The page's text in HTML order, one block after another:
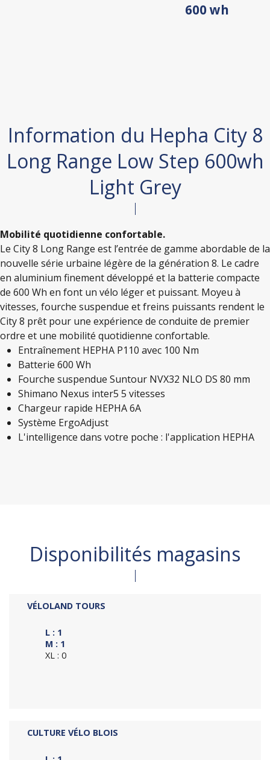
600 wh
Information du Hepha City 8
Long Range Low Step 600wh
Light Grey
Mobilité quotidienne confortable.
Le City 8 Long Range est l’entrée de gamme abordable de la
nouvelle série urbaine légère de la génération 8. Le cadre
en aluminium finement développé et la batterie compacte
de 600 Wh en font un vélo léger et puissant. Moyeu à
vitesses, fourche suspendue et freins puissants rendent le
City 8 prêt pour une expérience de conduite de premier
ordre et une mobilité quotidienne confortable.
Entraînement HEPHA P110 avec 100 Nm
Batterie 600 Wh
Fourche suspendue Suntour NVX32 NLO DS 80 mm
Shimano Nexus inter5 5 vitesses
Chargeur rapide HEPHA 6A
Système ErgoAdjust
L'intelligence dans votre poche : l'application HEPHA
Disponibilités magasins
VÉLOLAND TOURS
L : 1
M : 1
XL : 0
CULTURE VÉLO BLOIS